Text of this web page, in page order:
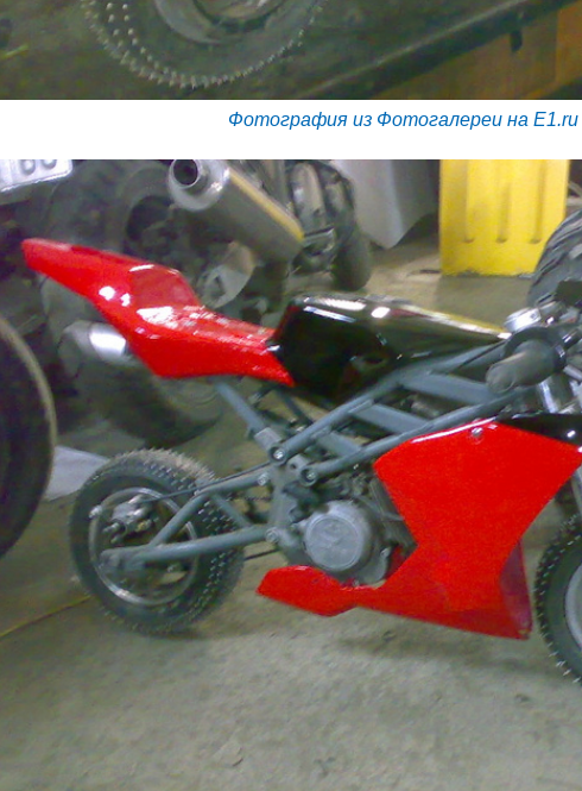
Фотография из Фотогалереи на E1.ru